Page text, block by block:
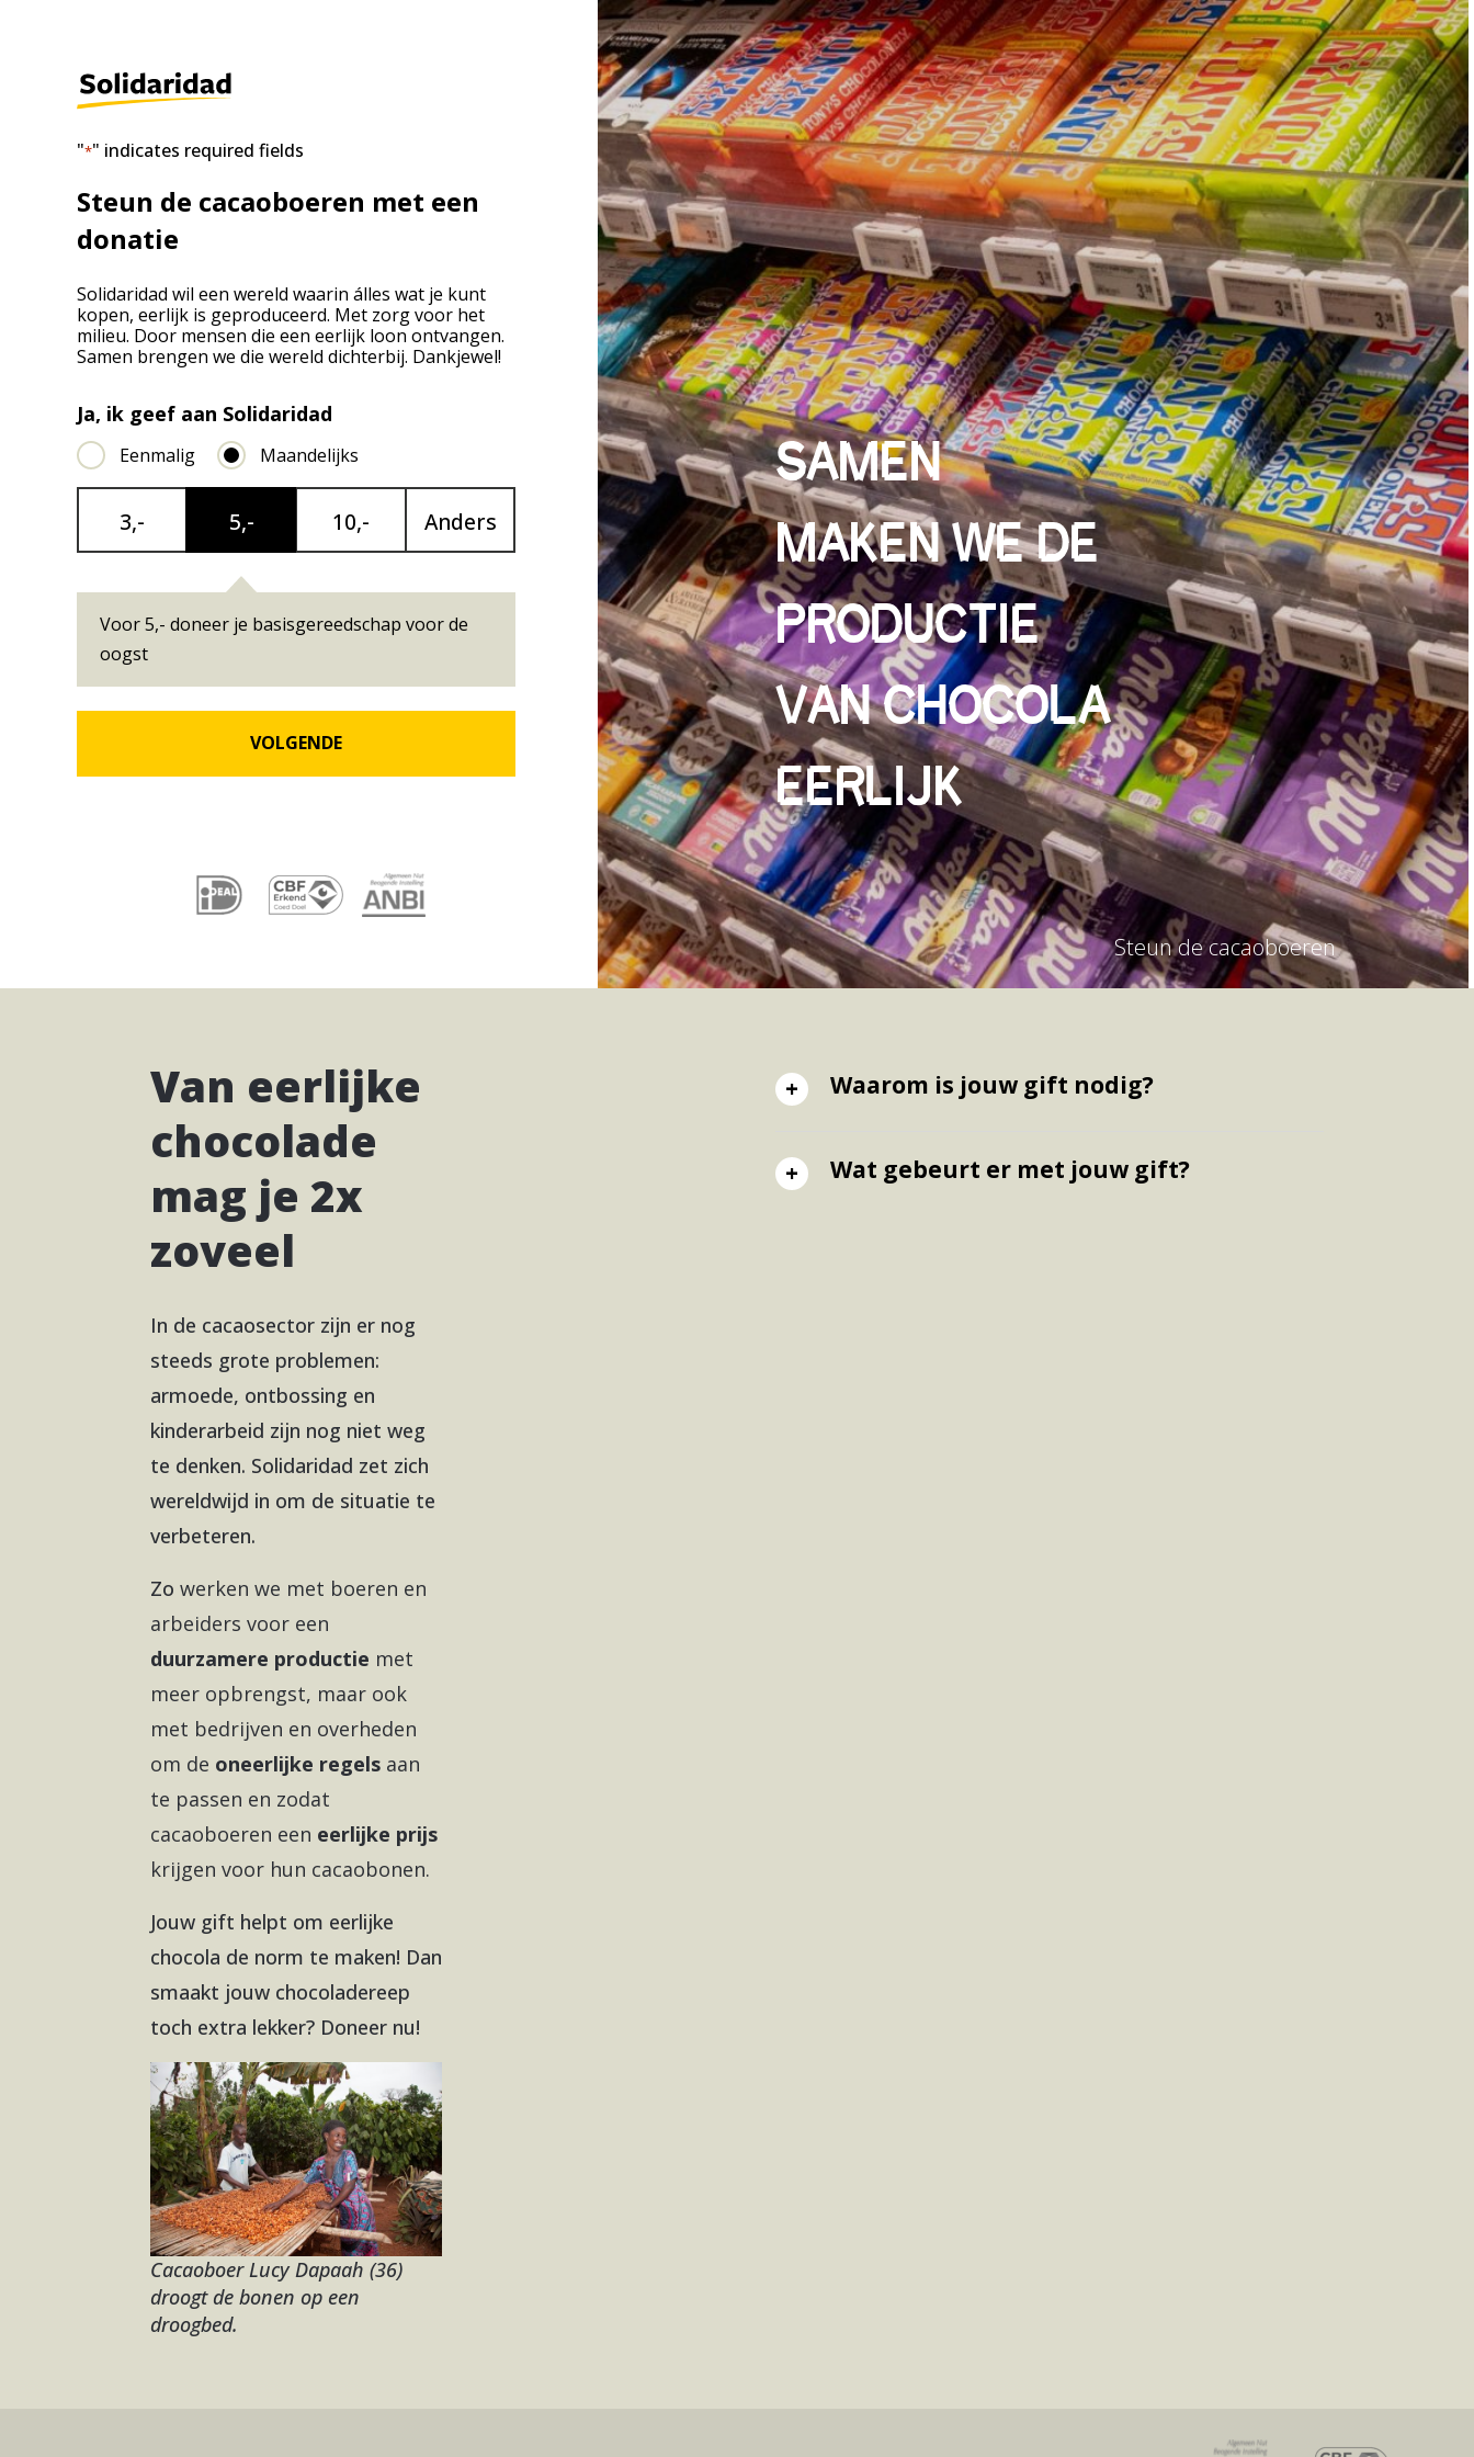
"*" indicates required fields
Steun de cacaoboeren met een
donatie
Solidaridad wil een wereld waarin álles wat je kunt
kopen, eerlijk is geproduceerd. Met zorg voor het
milieu. Door mensen die een eerlijk loon ontvangen.
Samen brengen we die wereld dichterbij. Dankjewel!
Ja, ik geef aan Solidaridad
Eenmalig
Maandelijks
Maandelijkse
bijdrage
3,- 5,- 10,- Anders
Voor 5,- doneer je basisgereedschap voor de
oogst
SAMEN
MAKEN WE DE
PRODUCTIE
VAN CHOCOLA
EERLIJK
Steun de cacaoboeren
Van eerlijke
chocolade
mag je 2x
zoveel
In de cacaosector zijn er nog
steeds grote problemen:
armoede, ontbossing en
kinderarbeid zijn nog niet weg
te denken. Solidaridad zet zich
wereldwijd in om de situatie te
verbeteren.
Zo werken we met boeren en
arbeiders voor een
duurzamere productie met
meer opbrengst, maar ook
met bedrijven en overheden
om de oneerlijke regelsaan
te passen en zodat
cacaoboeren een eerlijke prijs
krijgen voor hun cacaobonen.
Jouw gift helpt om eerlijke
chocola de norm te maken! Dan
smaakt jouw chocoladereep
toch extra lekker? Doneer nu!
Cacaoboer Lucy Dapaah (36)
droogt de bonen op een
droogbed.
Waarom is jouw gift nodig?
Wat gebeurt er met jouw gift?